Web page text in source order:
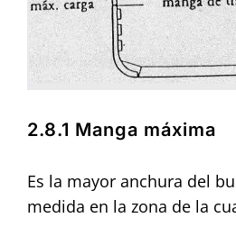
2.8.1 Manga máxima
Es la mayor anchura del
medida en la zona de la